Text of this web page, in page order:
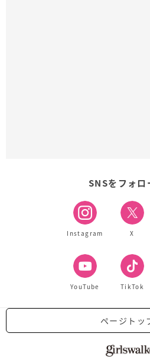
SNSをフォロ
Instagram X
YouTube TikTok
ページトッ